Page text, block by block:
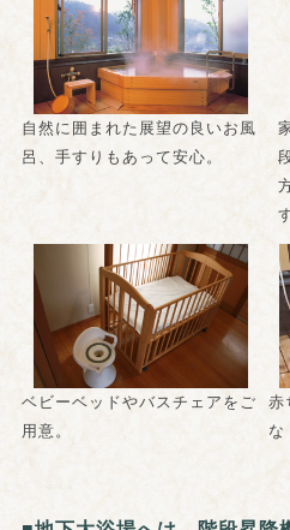
自然に囲まれた展望の良いお風
呂、手すりもあって安心。
ベビーベッドやバスチェアをご
用意。
赤
な